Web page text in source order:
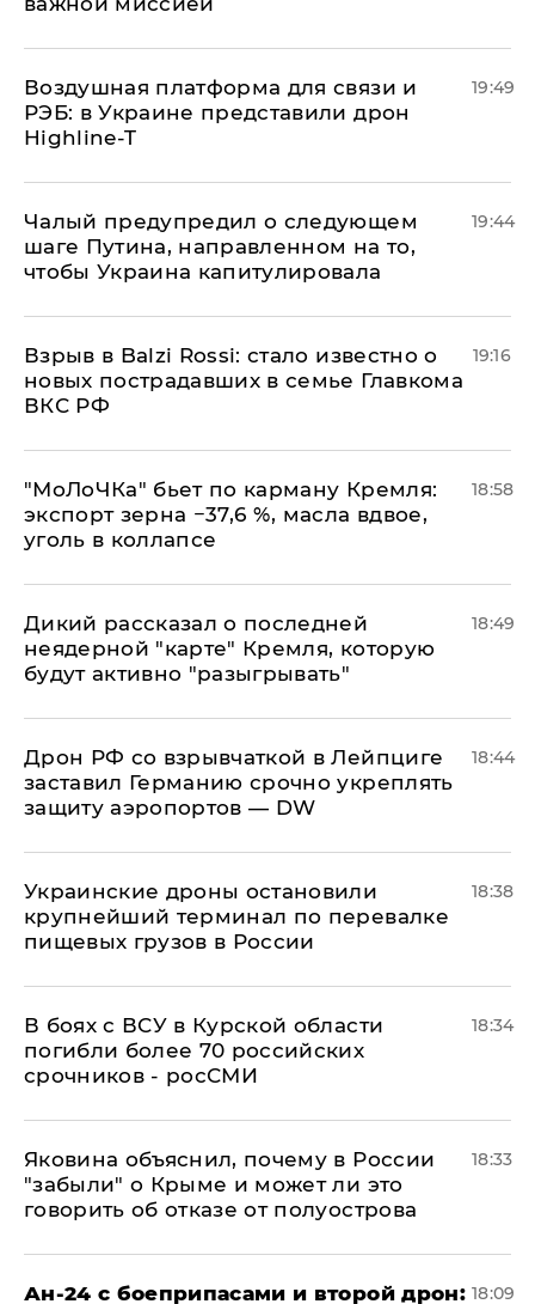
Воздушная платформа для связи и
РЭБ: в Украине представили дрон
Highline-T
19:49
Чалый предупредил о следующем
шаге Путина, направленном на то,
чтобы Украина капитулировала
19:44
Взрыв в Balzi Rossi: стало известно о
новых пострадавших в семье Главкома
ВКС РФ
19:16
​"МоЛоЧКа" бьет по карману Кремля:
экспорт зерна −37,6 %, масла вдвое,
уголь в коллапсе
18:58
Дикий рассказал о последней
неядерной "карте" Кремля, которую
будут активно "разыгрывать"
18:49
​Дрон РФ со взрывчаткой в Лейпциге
заставил Германию срочно укреплять
защиту аэропортов — DW
18:44
Украинские дроны остановили
крупнейший терминал по перевалке
пищевых грузов в России
18:38
В боях с ВСУ в Курской области
погибли более 70 российских
срочников - росСМИ
18:34
Яковина объяснил, почему в России
"забыли" о Крыме и может ли это
говорить об отказе от полуострова
18:33
Ан-24 с боеприпасами и второй дрон: 18:09